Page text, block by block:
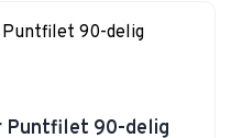
Puntfilet 90-delig